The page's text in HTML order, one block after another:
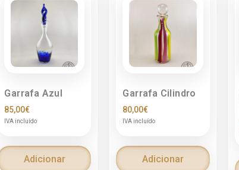
Garrafa Azul
85,00€
IVA incluído
Adicionar
Garrafa Cilindro
80,00€
IVA incluído
Adicionar